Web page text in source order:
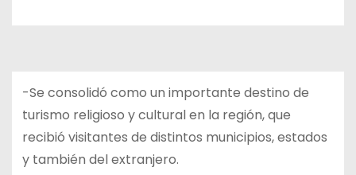
-Se consolidó como un importante destino de
turismo religioso y cultural en la región, que
recibió visitantes de distintos municipios, estados
y también del extranjero.